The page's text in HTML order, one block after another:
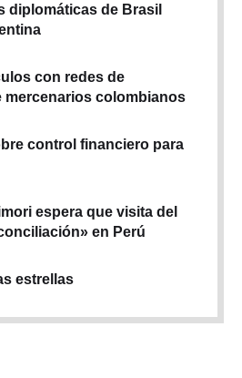
diplomáticas de Brasil
con redes de
mercenarios colombianos
control financiero para
espera que visita del
en Perú
estrellas